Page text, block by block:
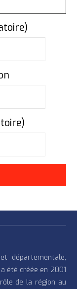
départementale,
été créée en 2001
de la région au